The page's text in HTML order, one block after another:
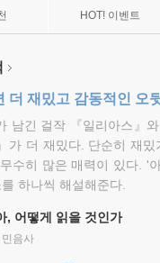
HOT! 이벤트
더 재밌고 감동적인 오
남긴 걸작 『일리아스』
가 더 재밌다. 단순히 재밌
수히 많은 매력이 있다. '
하나씩 해설해준다.
, 어떻게 읽을 것인가
민음사